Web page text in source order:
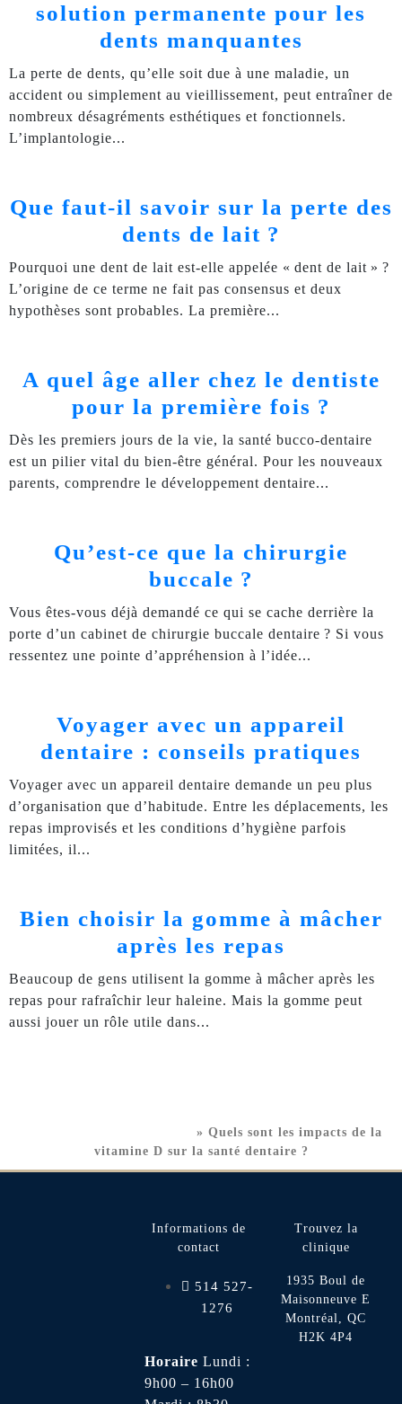
solution permanente pour les
dents manquantes
La perte de dents, qu’elle soit due à une maladie, un
accident ou simplement au vieillissement, peut entraîner de
nombreux désagréments esthétiques et fonctionnels.
L’implantologie
Que faut-il savoir sur la perte des
dents de lait ?
Pourquoi une dent de lait est-elle appelée « dent de lait » ?
L’origine de ce terme ne fait pas consensus et deux
hypothèses sont probables. La première
A quel âge aller chez le dentiste
pour la première fois ?
Dès les premiers jours de la vie, la santé bucco-dentaire
est un pilier vital du bien-être général. Pour les nouveaux
parents, comprendre le développement dentaire
Qu’est-ce que la chirurgie
buccale ?
Vous êtes-vous déjà demandé ce qui se cache derrière la
porte d’un cabinet de chirurgie buccale dentaire ? Si vous
ressentez une pointe d’appréhension à l’idée
Voyager avec un appareil
dentaire : conseils pratiques
Voyager avec un appareil dentaire demande un peu plus
d’organisation que d’habitude. Entre les déplacements, les
repas improvisés et les conditions d’hygiène parfois
limitées, il
Bien choisir la gomme à mâcher
après les repas
Beaucoup de gens utilisent la gomme à mâcher après les
repas pour rafraîchir leur haleine. Mais la gomme peut
aussi jouer un rôle utile dans
» Quels sont les impacts de la
vitamine D sur la santé dentaire ?
Informations de
contact
514 527-
1276
Horaire Lundi :
9h00 – 16h00
Trouvez la
clinique
1935 Boul de
Maisonneuve E
Montréal, QC
H2K 4P4